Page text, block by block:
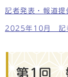
記者発表・報道提
2025年10月 記
第1回